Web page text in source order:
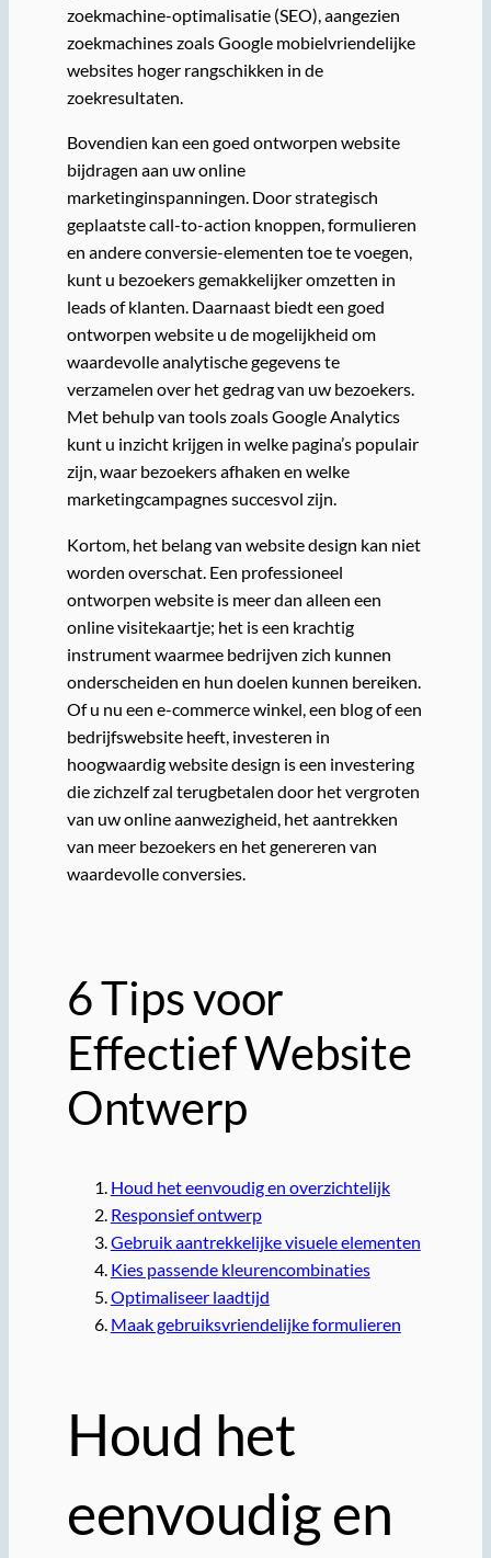
zoekmachine-optimalisatie (SEO), aangezien
zoekmachines zoals Google mobielvriendelijke
websites hoger rangschikken in de
zoekresultaten.
Bovendien kan een goed ontworpen website
bijdragen aan uw online
marketinginspanningen. Door strategisch
geplaatste call-to-action knoppen, formulieren
en andere conversie-elementen toe te voegen,
kunt u bezoekers gemakkelijker omzetten in
leads of klanten. Daarnaast biedt een goed
ontworpen website u de mogelijkheid om
waardevolle analytische gegevens te
verzamelen over het gedrag van uw bezoekers.
Met behulp van tools zoals Google Analytics
kunt u inzicht krijgen in welke pagina’s populair
zijn, waar bezoekers afhaken en welke
marketingcampagnes succesvol zijn.
Kortom, het belang van website design kan niet
worden overschat. Een professioneel
ontworpen website is meer dan alleen een
online visitekaartje; het is een krachtig
instrument waarmee bedrijven zich kunnen
onderscheiden en hun doelen kunnen bereiken.
Of u nu een e-commerce winkel, een blog of een
bedrijfswebsite heeft, investeren in
hoogwaardig website design is een investering
die zichzelf zal terugbetalen door het vergroten
van uw online aanwezigheid, het aantrekken
van meer bezoekers en het genereren van
waardevolle conversies.
6 Tips voor
Effectief Website
Ontwerp
Houd het eenvoudig en overzichtelijk
Responsief ontwerp
Gebruik aantrekkelijke visuele elementen
Kies passende kleurencombinaties
Optimaliseer laadtijd
Maak gebruiksvriendelijke formulieren
Houd het
eenvoudig en